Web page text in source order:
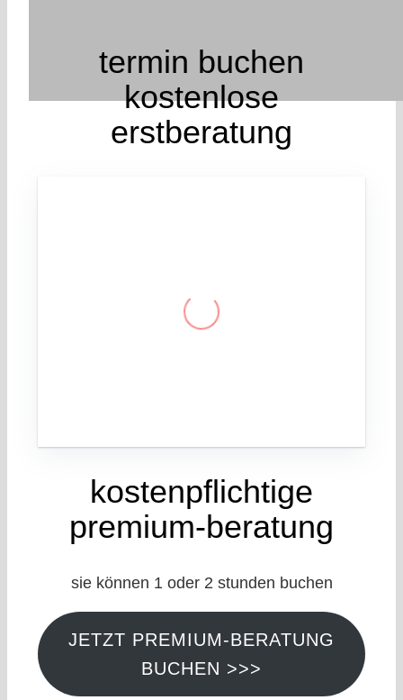
termin buchen
kostenlose
erstberatung
kostenpflichtige
premium-beratung
sie können 1 oder 2 stunden buchen
JETZT PREMIUM-BERATUNG
BUCHEN >>>